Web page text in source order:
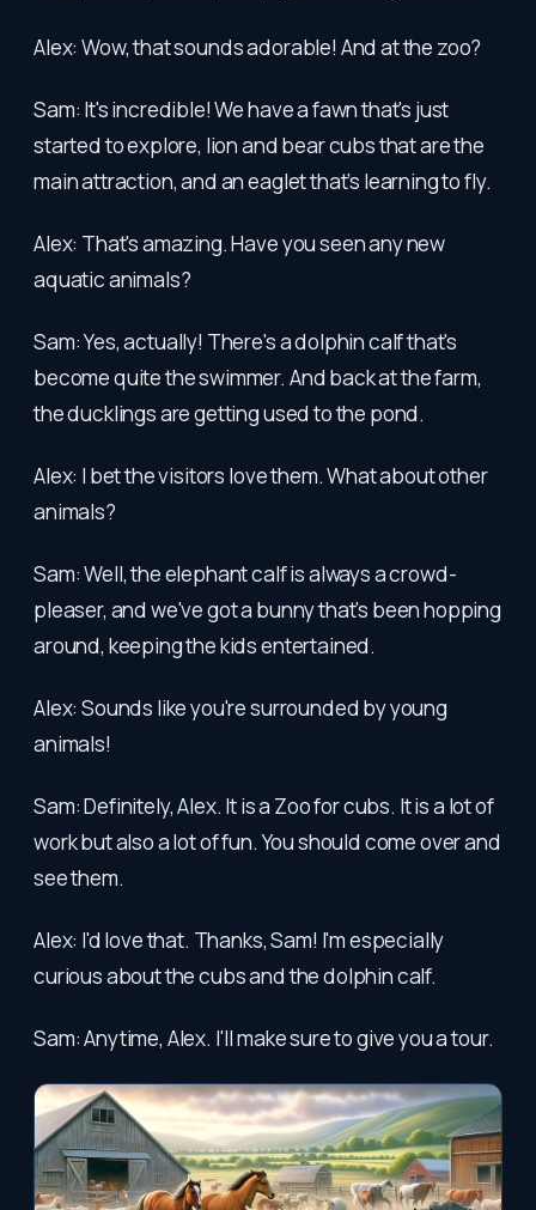
Alex: Wow, that sounds adorable! And at the zoo?
Sam: It's incredible! We have a fawn that's just
started to explore, lion and bear cubs that are the
main attraction, and an eaglet that’s learning to fly.
Alex: That's amazing. Have you seen any new
aquatic animals?
Sam: Yes, actually! There's a dolphin calf that's
become quite the swimmer. And back at the farm,
the ducklings are getting used to the pond.
Alex: I bet the visitors love them. What about other
animals?
Sam: Well, the elephant calf is always a crowd-
pleaser, and we've got a bunny that's been hopping
around, keeping the kids entertained.
Alex: Sounds like you're surrounded by young
animals!
Sam: Definitely, Alex. It is a Zoo for cubs. It is a lot of
work but also a lot of fun. You should come over and
see them.
Alex: I'd love that. Thanks, Sam! I'm especially
curious about the cubs and the dolphin calf.
Sam: Anytime, Alex. I'll make sure to give you a tour.